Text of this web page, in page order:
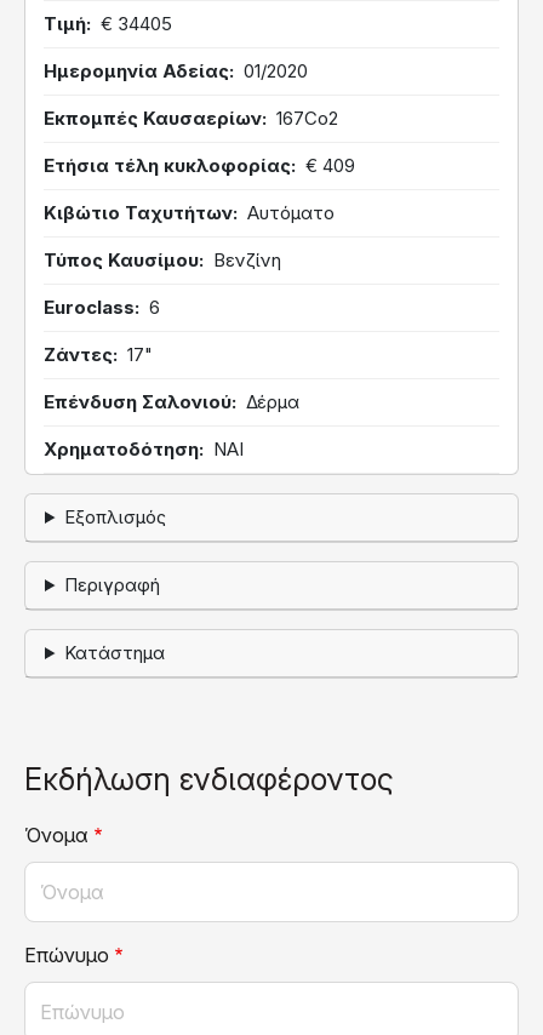
Τιμή € 34405
Ημερομηνία Αδείας 01/2020
Εκπομπές Καυσαερίων 167Co2
Ετήσια τέλη κυκλοφορίας € 409
Κιβώτιο Ταχυτήτων Αυτόματο
Τύπος Καυσίμου Βενζίνη
Euroclass 6
Ζάντες 17"
Επένδυση Σαλονιού Δέρμα
Χρηματοδότηση ΝΑΙ
Εξοπλισμός
Περιγραφή
Κατάστημα
Εκδήλωση ενδιαφέροντος
Όνομα
Επώνυμο